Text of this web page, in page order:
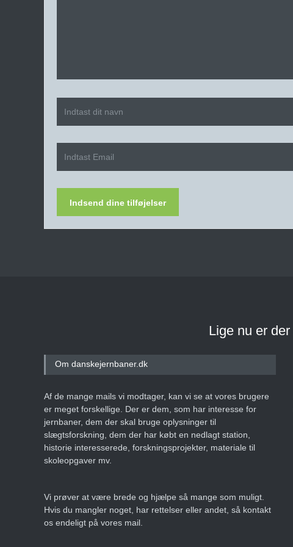
Indsend dine tilføjelser
Lige nu er der
Om danskejernbaner.dk
Af de mange mails vi modtager, kan vi se at vores brugere
er meget forskellige. Der er dem, som har interesse for
jernbaner, dem der skal bruge oplysninger til
slægtsforskning, dem der har købt en nedlagt station,
historie interesserede, forskningsprojekter, materiale til
skoleopgaver mv.
Vi prøver at være brede og hjælpe så mange som muligt.
Hvis du mangler noget, har rettelser eller andet, så kontakt
os endeligt på vores mail.